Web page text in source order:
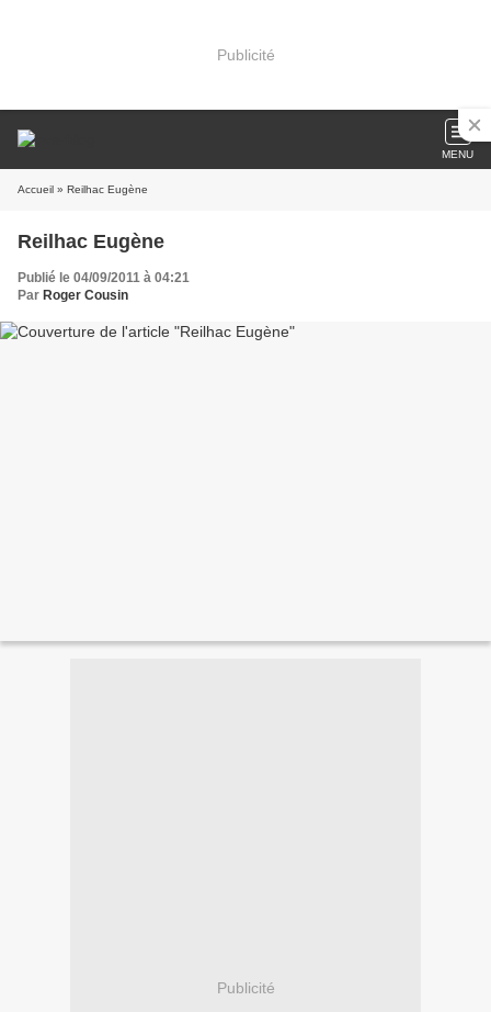
Publicité
MENU
Accueil » Reilhac Eugène
Reilhac Eugène
Publié le 04/09/2011 à 04:21
Par Roger Cousin
Publicité